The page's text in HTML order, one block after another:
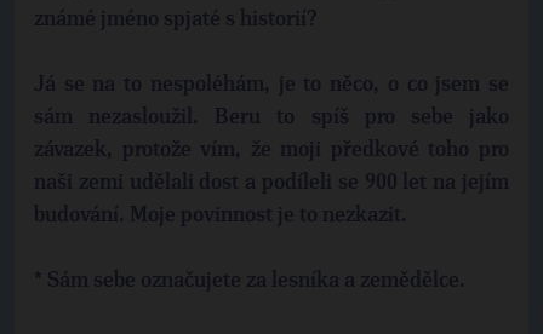
známé jméno spjaté s historií?
Já se na to nespoléhám, je to něco, o co jsem se
sám nezasloužil. Beru to spíš pro sebe jako
závazek, protože vím, že moji předkové toho pro
naši zemi udělali dost a podíleli se 900 let na jejím
budování. Moje povinnost je to nezkazit.
* Sám sebe označujete za lesníka a zemědělce.